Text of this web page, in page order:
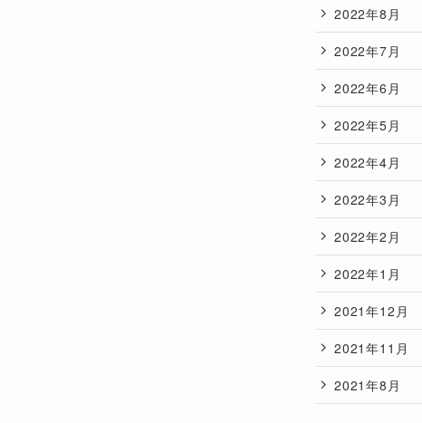
2022年8月
2022年7月
2022年6月
2022年5月
2022年4月
2022年3月
2022年2月
2022年1月
2021年12月
2021年11月
2021年8月